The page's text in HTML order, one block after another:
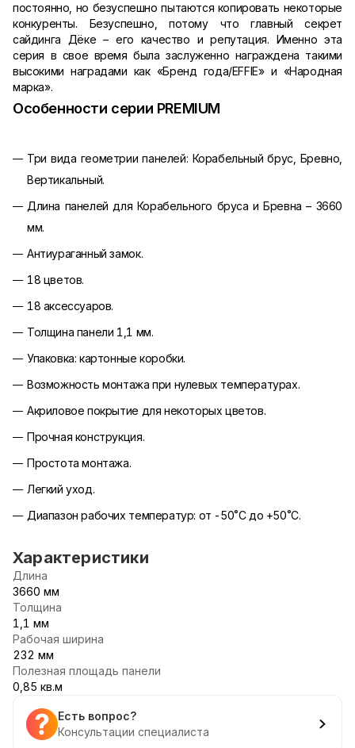
постоянно, но безуспешно пытаются копировать некоторые
конкуренты. Безуспешно, потому что главный секрет
сайдинга Дёке – его качество и репутация. Именно эта
серия в свое время была заслуженно награждена такими
высокими наградами как «Бренд года/EFFIE» и «Народная
марка».
Особенности серии PREMIUM
Три вида геометрии панелей: Корабельный брус, Бревно,
Вертикальный.
Длина панелей для Корабельного бруса и Бревна – 3660
мм.
Антиураганный замок.
18 цветов.
18 аксессуаров.
Толщина панели 1,1 мм.
Упаковка: картонные коробки.
Возможность монтажа при нулевых температурах.
Акриловое покрытие для некоторых цветов.
Прочная конструкция.
Простота монтажа.
Легкий уход.
Диапазон рабочих температур: от -50˚С до +50˚С.
Характеристики
Длина
3660 мм
Толщина
1,1 мм
Рабочая ширина
232 мм
Полезная площадь панели
0,85 кв.м
Есть вопрос?
Консультации специалиста